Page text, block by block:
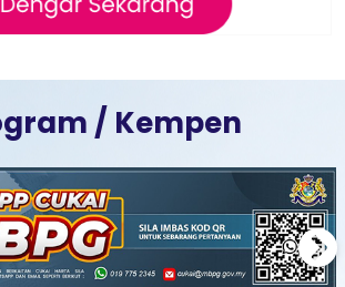
/ Kempen